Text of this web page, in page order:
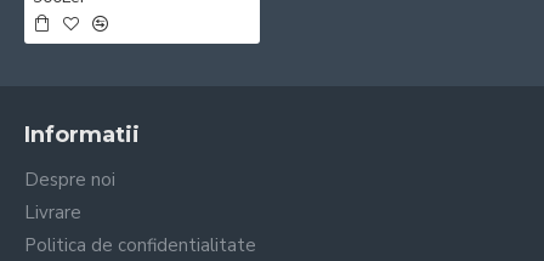
Informatii
Despre noi
Livrare
Politica de confidentialitate